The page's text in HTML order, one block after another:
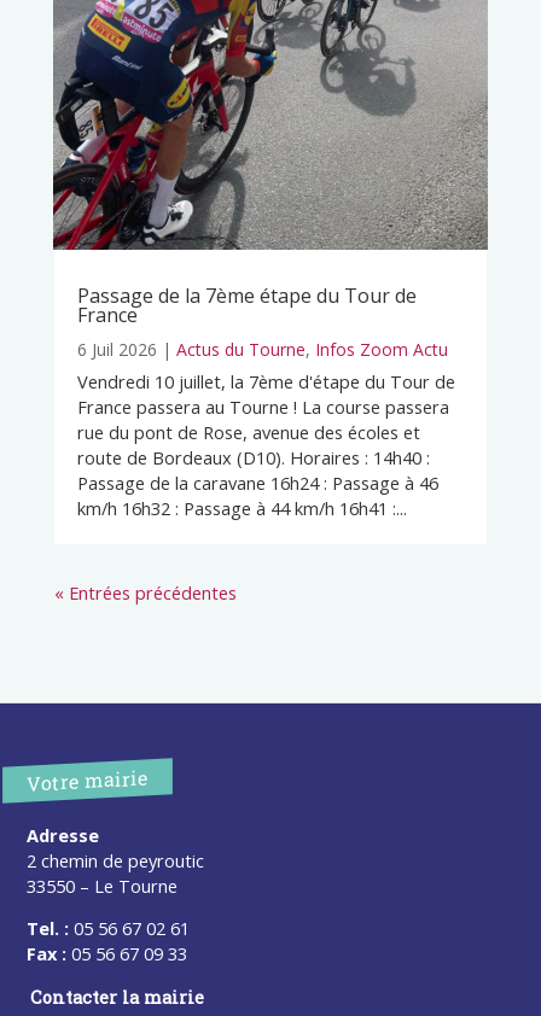
Passage de la 7ème étape du Tour de
France
6 Juil 2026 | Actus du Tourne, Infos Zoom Actu
Vendredi 10 juillet, la 7ème d'étape du Tour de
France passera au Tourne ! La course passera
rue du pont de Rose, avenue des écoles et
route de Bordeaux (D10). Horaires : 14h40 :
Passage de la caravane 16h24 : Passage à 46
km/h 16h32 : Passage à 44 km/h 16h41 :...
« Entrées précédentes
Votre mairie
Adresse
2 chemin de peyroutic
33550 – Le Tourne
Tel. : 05 56 67 02 61
Fax : 05 56 67 09 33
Contacter la mairie